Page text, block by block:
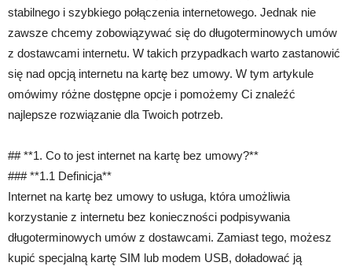
stabilnego i szybkiego połączenia internetowego. Jednak nie
zawsze chcemy zobowiązywać się do długoterminowych umów
z dostawcami internetu. W takich przypadkach warto zastanowić
się nad opcją internetu na kartę bez umowy. W tym artykule
omówimy różne dostępne opcje i pomożemy Ci znaleźć
najlepsze rozwiązanie dla Twoich potrzeb.
## **1. Co to jest internet na kartę bez umowy?**
### **1.1 Definicja**
Internet na kartę bez umowy to usługa, która umożliwia
korzystanie z internetu bez konieczności podpisywania
długoterminowych umów z dostawcami. Zamiast tego, możesz
kupić specjalną kartę SIM lub modem USB, doładować ją